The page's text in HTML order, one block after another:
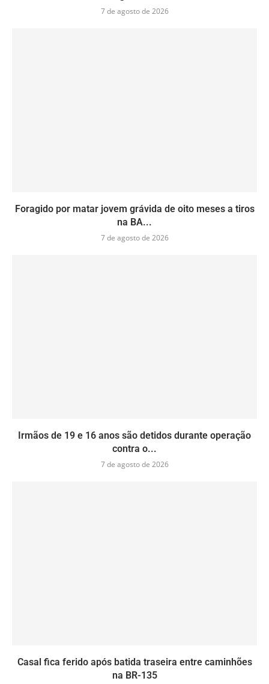
7 de agosto de 2026
Foragido por matar jovem grávida de oito meses a tiros
na BA...
7 de agosto de 2026
Irmãos de 19 e 16 anos são detidos durante operação
contra o...
7 de agosto de 2026
Casal fica ferido após batida traseira entre caminhões
na BR-135